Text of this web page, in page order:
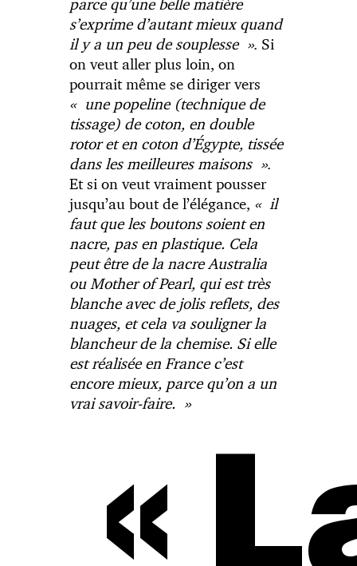
parce qu’une belle matière
s’exprime d’autant mieux quand
il y a un peu de souplesse ». Si
on veut aller plus loin, on
pourrait même se diriger vers
« une popeline (technique de
tissage) de coton, en double
rotor et en coton d’Égypte, tissée
dans les meilleures maisons ».
Et si on veut vraiment pousser
jusqu’au bout de l’élégance, « il
faut que les boutons soient en
nacre, pas en plastique. Cela
peut être de la nacre Australia
ou Mother of Pearl, qui est très
blanche avec de jolis reflets, des
nuages, et cela va souligner la
blancheur de la chemise. Si elle
est réalisée en France c’est
encore mieux, parce qu’on a un
vrai savoir-faire. »